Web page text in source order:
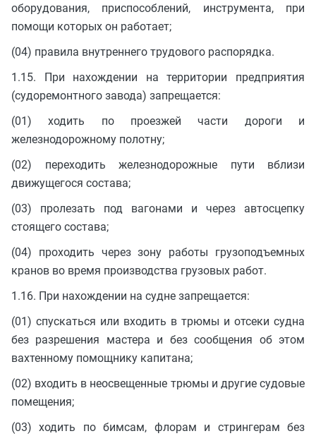
оборудования, приспособлений, инструмента, при
помощи которых он работает;
(04) правила внутреннего трудового распорядка.
1.15. При нахождении на территории предприятия
(судоремонтного завода) запрещается:
(01) ходить по проезжей части дороги и
железнодорожному полотну;
(02) переходить железнодорожные пути вблизи
движущегося состава;
(03) пролезать под вагонами и через автосцепку
стоящего состава;
(04) проходить через зону работы грузоподъемных
кранов во время производства грузовых работ.
1.16. При нахождении на судне запрещается:
(01) спускаться или входить в трюмы и отсеки судна
без разрешения мастера и без сообщения об этом
вахтенному помощнику капитана;
(02) входить в неосвещенные трюмы и другие судовые
помещения;
(03) ходить по бимсам, флорам и стрингерам без